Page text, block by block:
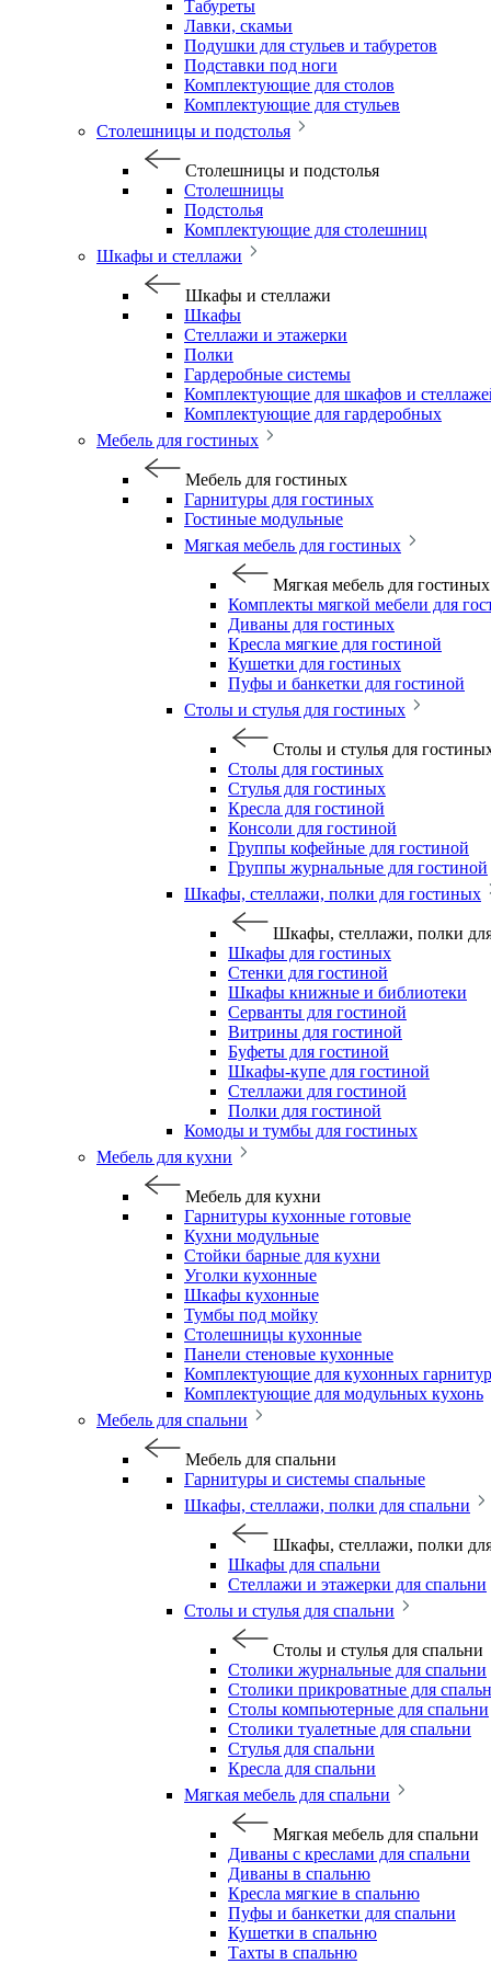
Табуреты
Лавки, скамьи
Подушки для стульев и табуретов
Подставки под ноги
Комплектующие для столов
Комплектующие для стульев
Столешницы и подстолья
Столешницы и подстолья
Столешницы
Подстолья
Комплектующие для столешниц
Шкафы и стеллажи
Шкафы и стеллажи
Шкафы
Стеллажи и этажерки
Полки
Гардеробные системы
Комплектующие для шкафов и
Комплектующие для гардеробных
Мебель для гостиных
Мебель для гостиных
Гарнитуры для гостиных
Гостиные модульные
Мягкая мебель для гостиных
Мягкая мебель для гостиных
Комплекты мягкой мебели для
Диваны для гостиных
Кресла мягкие для гостиной
Кушетки для гостиных
Пуфы и банкетки для гостиной
Столы и стулья для гостиных
Столы и стулья для
Столы для гостиных
Стулья для гостиных
Кресла для гостиной
Консоли для гостиной
Группы кофейные для гостиной
Группы журнальные для гостиной
Шкафы, стеллажи, полки для гостиных
Шкафы, стеллажи, полки
Шкафы для гостиных
Стенки для гостиной
Шкафы книжные и библиотеки
Серванты для гостиной
Витрины для гостиной
Буфеты для гостиной
Шкафы-купе для гостиной
Стеллажи для гостиной
Полки для гостиной
Комоды и тумбы для гостиных
Мебель для кухни
Мебель для кухни
Гарнитуры кухонные готовые
Кухни модульные
Стойки барные для кухни
Уголки кухонные
Шкафы кухонные
Тумбы под мойку
Столешницы кухонные
Панели стеновые кухонные
Комплектующие для кухонных
Комплектующие для модульных кухонь
Мебель для спальни
Мебель для спальни
Гарнитуры и системы спальные
Шкафы, стеллажи, полки для спальни
Шкафы, стеллажи, полки
Шкафы для спальни
Стеллажи и этажерки для спальни
Столы и стулья для спальни
Столы и стулья для спальни
Столики журнальные для спальни
Столики прикроватные для
Столы компьютерные для спальни
Столики туалетные для спальни
Стулья для спальни
Кресла для спальни
Мягкая мебель для спальни
Мягкая мебель для спальни
Диваны с креслами для спальни
Диваны в спальню
Кресла мягкие в спальню
Пуфы и банкетки для спальни
Кушетки в спальню
Тахты в спальню